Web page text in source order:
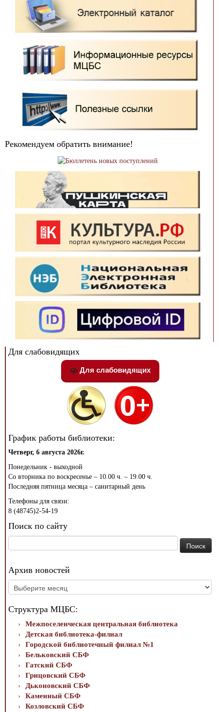
Рекомендуем обратить внимание!
Для слабовидящих
Для слабовидящих
График работы библиотеки:
Четверг, 6 августа 2026г.
Понедельник - выходной
Со вторника по воскресенье – 10.00 ч. – 19.00 ч.
Последняя пятница месяца – санитарный день
Телефоны для связи:
8 (48745)2-54-19
Поиск по сайту
Архив новостей
Архив
новостей
Структура МЦБС:
Межпоселенческая центральная библиотека
Детская библиотека-филиал
Городской библиотечный филиал №1
Бельковский СБФ
Гатский СБФ
Грицовский СБФ
Дьконовский СБФ
Каменный СБФ
Козловский СБФ